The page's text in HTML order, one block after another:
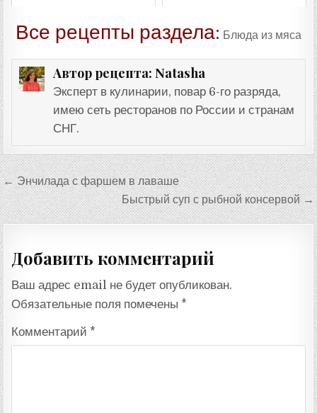
Все рецепты раздела: Блюда из мяса
Автор рецепта: Natasha
Эксперт в кулинарии, повар 6-го разряда,
имею сеть ресторанов по России и странам
СНГ.
Навигация
по
записям
← Энчилада с фаршем в лаваше
Быстрый суп с рыбной консервой →
Добавить комментарий
Ваш адрес email не будет опубликован.
Обязательные поля помечены *
Комментарий *